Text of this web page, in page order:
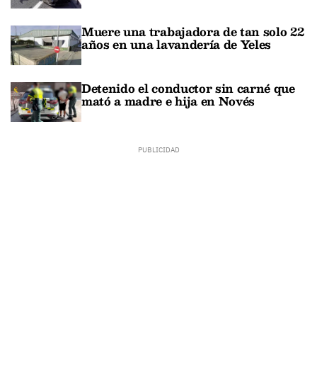
Muere una trabajadora de tan solo 22
años en una lavandería de Yeles
Detenido el conductor sin carné que
mató a madre e hija en Novés